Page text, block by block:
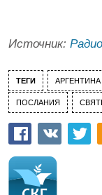
Источник:
ТЕГИ АРГЕНТИНА
ПОСЛАНИЯ